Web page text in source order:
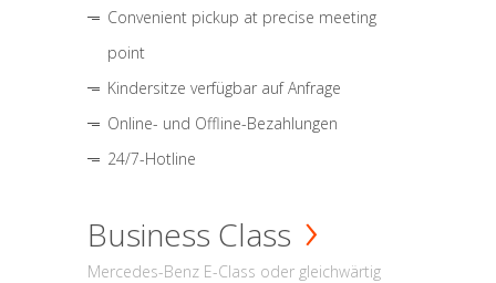
Convenient pickup at precise meeting
point
Kindersitze verfügbar auf Anfrage
Online- und Offline-Bezahlungen
24/7-Hotline
Business Class
Mercedes-Benz E-Class oder gleichwärtig